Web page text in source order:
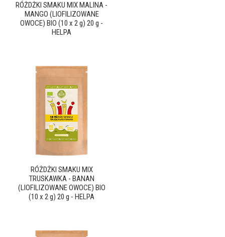
RÓŻDŻKI SMAKU MIX MALINA -
MANGO (LIOFILIZOWANE
OWOCE) BIO (10 x 2 g) 20 g -
HELPA
RÓŻDŻKI SMAKU MIX
TRUSKAWKA - BANAN
(LIOFILIZOWANE OWOCE) BIO
(10 x 2 g) 20 g - HELPA